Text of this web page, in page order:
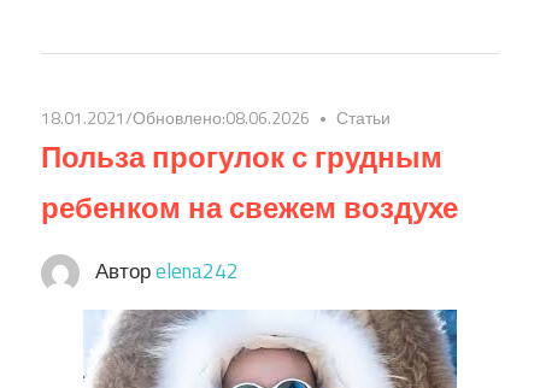
18.01.2021/Обновлено:08.06.2026 Статьи
Польза прогулок с грудным
ребенком на свежем воздухе
Авторelena242